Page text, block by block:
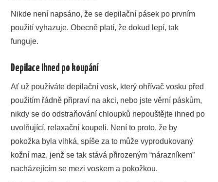
Nikde není napsáno, že se depilační pásek po prvním
použití vyhazuje. Obecně platí, že dokud lepí, tak
funguje.
Depilace ihned po koupání
Ať už používáte depilační vosk, který ohřívač vosku před
použitím řádně připraví na akci, nebo jste věrní páskům,
nikdy se do odstraňování chloupků nepouštějte ihned po
uvolňující, relaxační koupeli. Není to proto, že by
pokožka byla vlhká, spíše za to může vyprodukovaný
kožní maz, jenž se tak stává přirozeným “nárazníkem”
nacházejícím se mezi voskem a pokožkou.